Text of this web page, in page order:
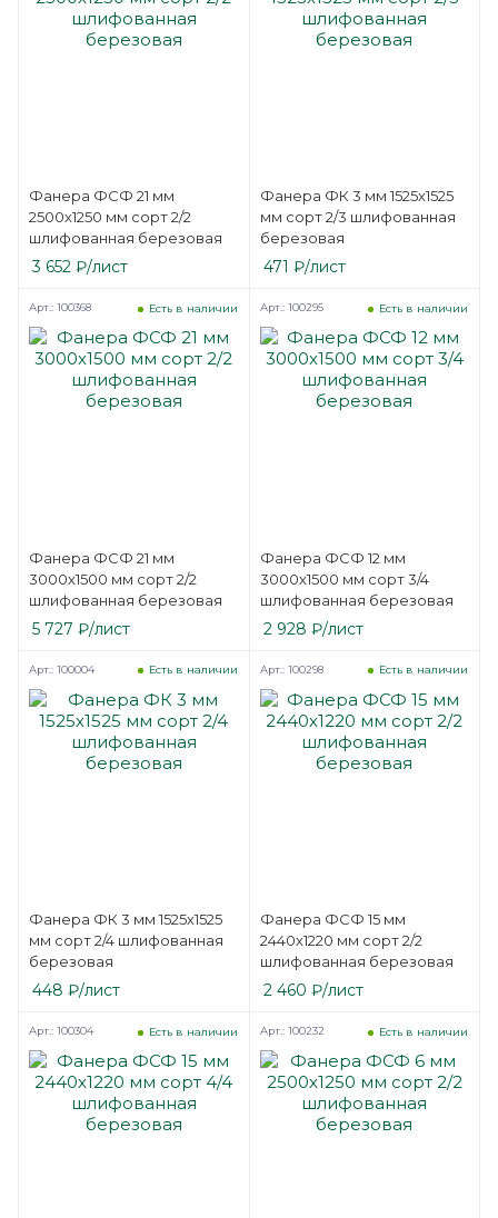
Фанера ФСФ 21 мм
2500х1250 мм сорт 2/2
шлифованная березовая
3 652 ₽/лист
Фанера ФК 3 мм 1525х1525
мм сорт 2/3 шлифованная
березовая
471 ₽/лист
Фанера ФСФ 21 мм
3000х1500 мм сорт 2/2
шлифованная березовая
Есть в наличии
Арт.: 100368
5 727 ₽/лист
Фанера ФСФ 12 мм
3000х1500 мм сорт 3/4
шлифованная березовая
Есть в наличии
Арт.: 100295
2 928 ₽/лист
Фанера ФК 3 мм 1525х1525
мм сорт 2/4 шлифованная
березовая
Есть в наличии
Арт.: 100004
448 ₽/лист
Фанера ФСФ 15 мм
2440х1220 мм сорт 2/2
шлифованная березовая
Есть в наличии
Арт.: 100298
2 460 ₽/лист
Есть в наличии
Арт.: 100304 Есть в наличии
Арт.: 100232